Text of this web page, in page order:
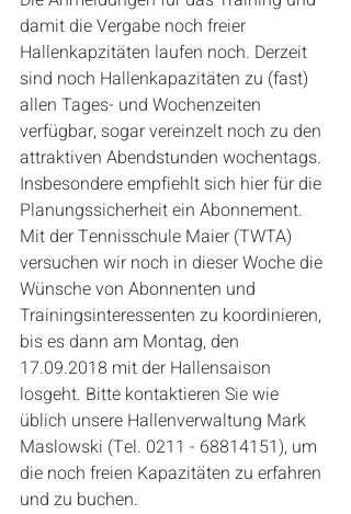
damit die Vergabe noch freier
Hallenkapzitäten laufen noch. Derzeit
sind noch Hallenkapazitäten zu (fast)
allen Tages- und Wochenzeiten
verfügbar, sogar vereinzelt noch zu den
attraktiven Abendstunden wochentags.
Insbesondere empfiehlt sich hier für die
Planungssicherheit ein Abonnement.
Mit der Tennisschule Maier (TWTA)
versuchen wir noch in dieser Woche die
Wünsche von Abonnenten und
Trainingsinteressenten zu koordinieren,
bis es dann am Montag, den
17.09.2018 mit der Hallensaison
losgeht. Bitte kontaktieren Sie wie
üblich unsere Hallenverwaltung Mark
Maslowski (Tel. 0211 - 68814151), um
die noch freien Kapazitäten zu erfahren
und zu buchen.